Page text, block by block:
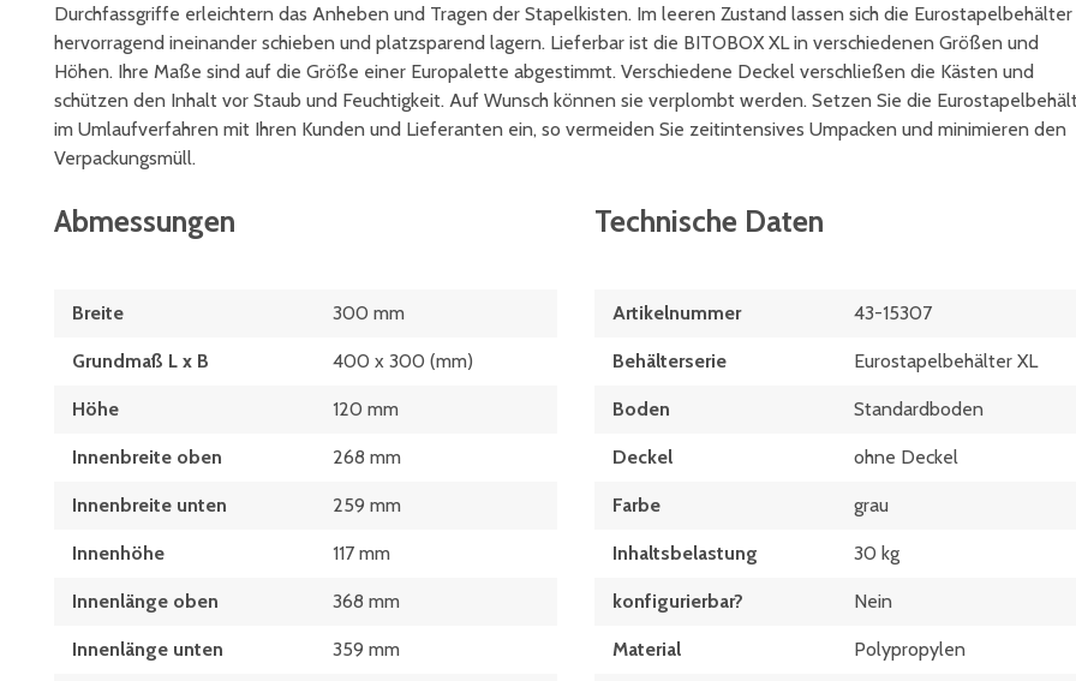
Durchfassgriffe erleichtern das Anheben und Tragen der Stapelkisten. Im leeren Zustand lassen sich die Eurostapelbehälter
hervorragend ineinander schieben und platzsparend lagern. Lieferbar ist die BITOBOX XL in verschiedenen Größen und
Höhen. Ihre Maße sind auf die Größe einer Europalette abgestimmt. Verschiedene Deckel verschließen die Kästen und
schützen den Inhalt vor Staub und Feuchtigkeit. Auf Wunsch können sie verplombt werden. Setzen Sie die
im Umlaufverfahren mit Ihren Kunden und Lieferanten ein, so vermeiden Sie zeitintensives Umpacken und minimieren den
Verpackungsmüll.
Abmessungen
Breite 300 mm
Grundmaß L x B 400 x 300 (mm)
Höhe 120 mm
Innenbreite oben 268 mm
Innenbreite unten 259 mm
Innenhöhe 117 mm
Innenlänge oben 368 mm
Innenlänge unten 359 mm
Technische Daten
Artikelnummer 43-15307
Behälterserie Eurostapelbehälter XL
Boden Standardboden
Deckel ohne Deckel
Farbe grau
Inhaltsbelastung 30 kg
konfigurierbar? Nein
Material Polypropylen